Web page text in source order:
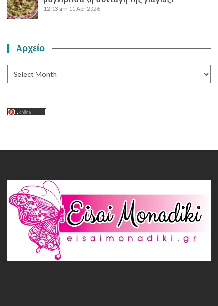
12:13 am 11 Apr 2026
Αρχείο